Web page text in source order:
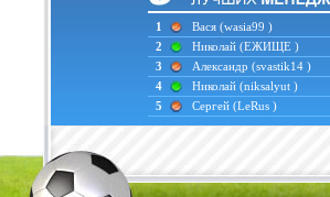
1 Вася (wasia99 )
2
Николай (ЕЖИЩЕ )
3
Александр (svastik14 )
4
Николай (niksalyut )
5
Сергей (LeRus )